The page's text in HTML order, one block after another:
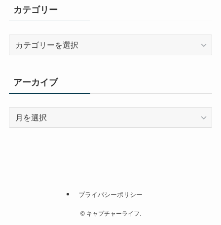
カテゴリー
リ
ー
アーカイブ
プライバシーポリシー
©キャプチャーライフ.